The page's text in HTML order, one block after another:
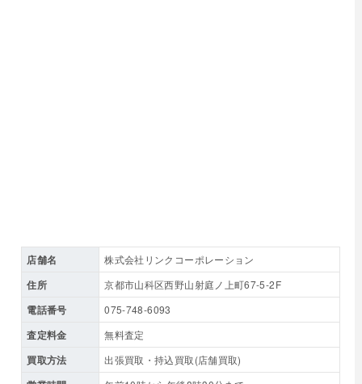
店舗名 株式会社リンクコーポレーション
住所 京都市山科区西野山射庭ノ上町67-5-2F
電話番号 075-748-6093
査定料金 無料査定
買取方法 出張買取・持込買取(店舗買取)